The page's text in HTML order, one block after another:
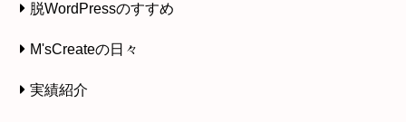
脱WordPressのすすめ
M'sCreateの日々
実績紹介